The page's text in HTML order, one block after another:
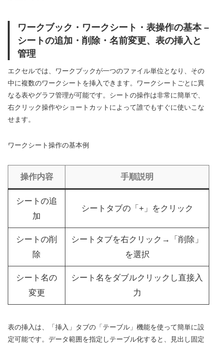
ワークブック・ワークシート・表操作の基本 –
シートの追加・削除・名前変更、表の挿入と
管理
エクセルでは、ワークブックが一つのファイル単位となり、その
中に複数のワークシートを挿入できます。ワークシートごとに異
なる表やグラフ管理が可能です。シートの操作は非常に簡単で、
右クリック操作やショートカットによって誰でもすぐに使いこな
せます。
ワークシート操作の基本例
操作内容 手順説明
シートの追
加
シートタブの「+」をクリック
シートの削
除
シートタブを右クリック→「削除」
を選択
シート名の
変更
シート名をダブルクリックし直接入
力
表の挿入は、「挿入」タブの「テーブル」機能を使って簡単に設
定可能です。データ範囲を指定しテーブル化すると、見出し固定